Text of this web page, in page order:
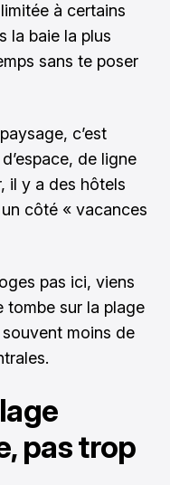
à certains
la baie la plus
sans te poser
c’est
de ligne
il y a des hôtels
côté « vacances
pas ici, viens
tombe sur la plage
moins de
pas trop